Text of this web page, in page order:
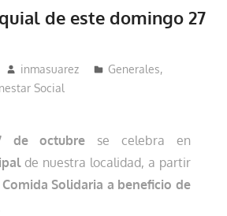
de este domingo 27
inmasuarez Generales,
Social
de octubre se celebra en
de nuestra localidad, a partir
Comida Solidaria a beneficio de